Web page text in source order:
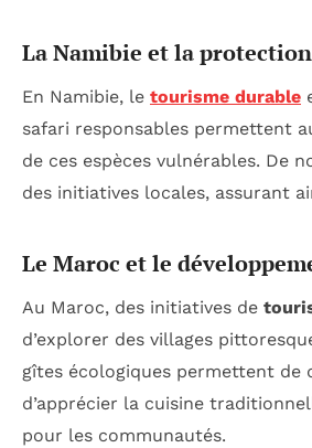
La Namibie et la
En Namibie, le tourisme durable
safari responsables permettent
de ces espèces vulnérables. De
des initiatives locales, assurant
Le Maroc et le
Au Maroc, des initiatives de
d’explorer des villages
gîtes écologiques permettent
d’apprécier la cuisine
pour les communautés.